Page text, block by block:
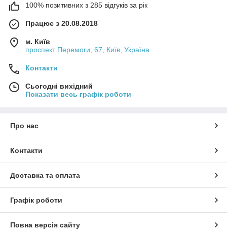
100% позитивних з 285 відгуків за рік
Працює з 20.08.2018
м. Київ
проспект Перемоги, 67, Київ, Україна
Контакти
Сьогодні вихідний
Показати весь графік роботи
Про нас
Контакти
Доставка та оплата
Графік роботи
Повна версія сайту